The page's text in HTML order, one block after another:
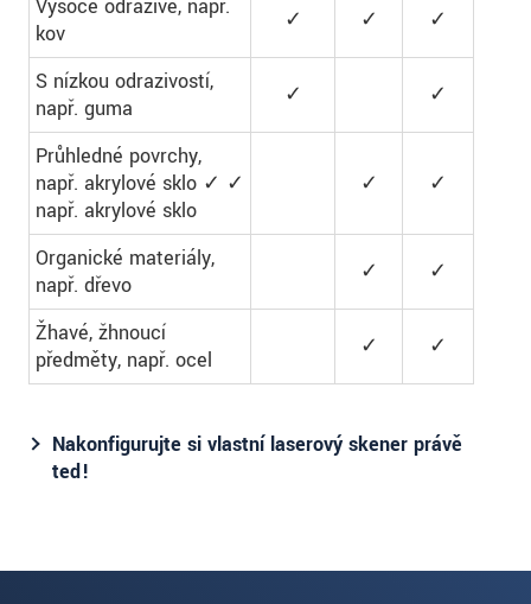
Vysoce odrazivé, např.
kov
✓ ✓ ✓
S nízkou odrazivostí,
např. guma
✓ ✓
Průhledné povrchy,
např. akrylové sklo ✓ ✓
např. akrylové sklo
✓ ✓
Organické materiály,
např. dřevo
✓ ✓
Žhavé, žhnoucí
předměty, např. ocel
✓ ✓
Nakonfigurujte si vlastní laserový skener právě
teď!